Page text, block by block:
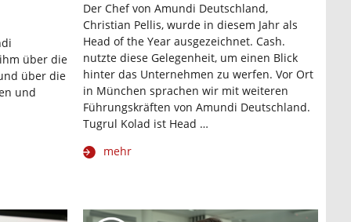
über die
über die
und
Der Chef von Amundi Deutschland,
Christian Pellis, wurde in diesem Jahr als
Head of the Year ausgezeichnet. Cash.
nutzte diese Gelegenheit, um einen Blick
hinter das Unternehmen zu werfen. Vor Ort
in München sprachen wir mit weiteren
Führungskräften von Amundi Deutschland.
Tugrul Kolad ist Head …
mehr